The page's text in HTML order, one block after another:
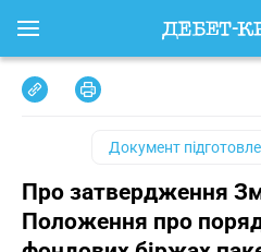
Документ
Про затвердження
Положення про